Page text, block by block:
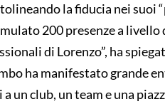
la fiducia nei suoi
200 presenze a
di Lorenzo”, ha
ha manifestato grande
un club, un team e una